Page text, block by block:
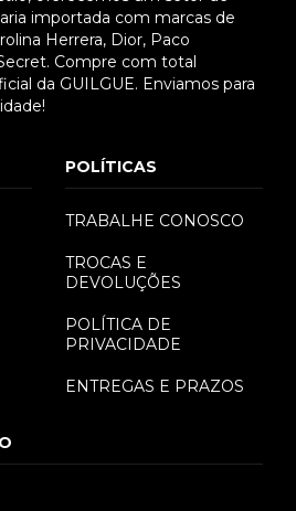
importada com marcas de
Herrera, Dior, Paco
Compre com total
da GUILGUE. Enviamos para
POLÍTICAS
TRABALHE CONOSCO
TROCAS E
DEVOLUÇÕES
POLÍTICA DE
PRIVACIDADE
ENTREGAS E PRAZOS